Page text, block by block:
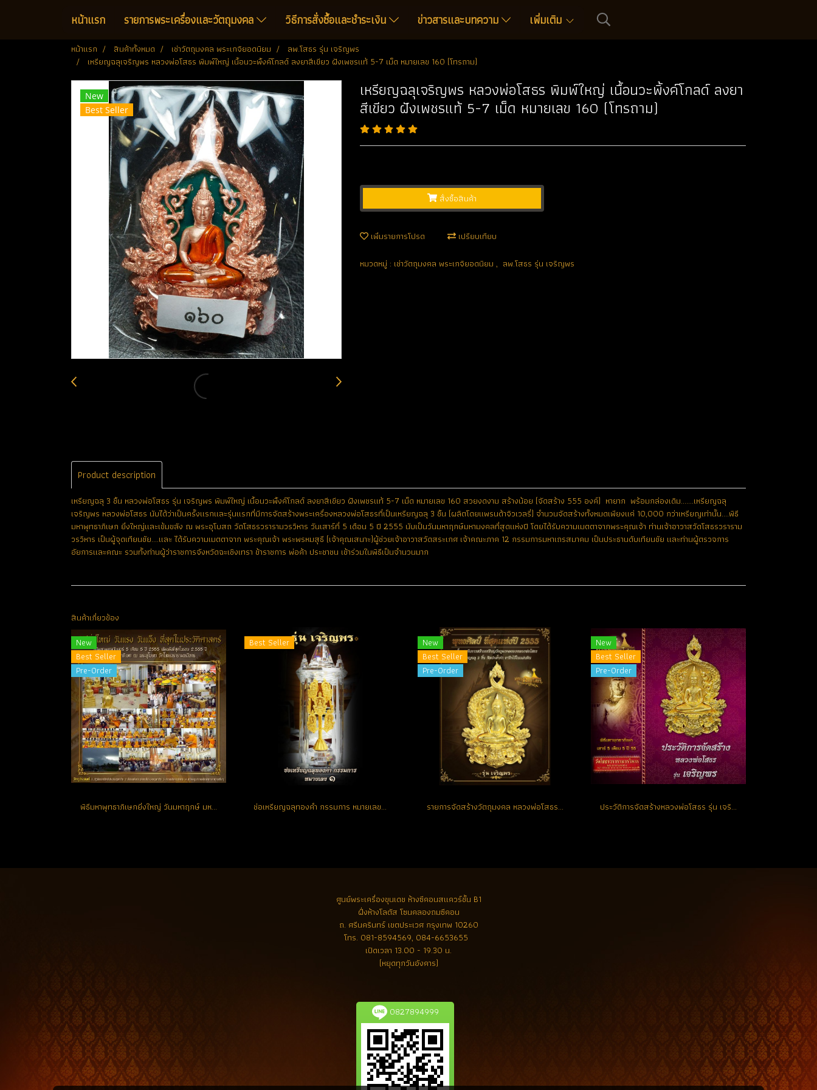
หน้าแรก รายการพระเครื่องและวัตถุมงคล วิธีการสั่งซื้อและชำระเงิน ข่าวสารและบทความ เพิ่มเติม
หน้าแรก สินค้าทั้งหมด เช่าวัตถุมงคล พระเกจิยอดนิยม
ลพ.โสธร รุ่น เจริญพร
เหรียญฉลุเจริญพร หลวงพ่อโสธร พิมพ์ใหญ่ เนื้อนวะพิ้งค์โกลด์ ลงยาสีเขียว ฝังเพชรแท้ 5-7 เม็ด หมายเลข 160 (โทรถาม)
New
Best Seller
เหรียญฉลุเจริญพร หลวงพ่อโสธร พิมพ์ใหญ่ เนื้อนวะพิ้งค์โกลด์ ลงยา
สีเขียว ฝังเพชรแท้ 5-7 เม็ด หมายเลข 160 (โทรถาม)
สั่งซื้อสินค้า
เพิ่มรายการโปรด เปรียบเทียบ
หมวดหมู่ : เช่าวัตถุมงคล พระเกจิยอดนิยม , ลพ.โสธร รุ่น เจริญพร
Product description
เหรียญฉลุ 3 ชิ้น หลวงพ่อโสธร รุ่น เจริญพร พิมพ์ใหญ่ เนื้อนวะพิ้งค์โกลด์ ลงยาสีเขียว ฝังเพชรแท้ 5-7 เม็ด หมายเลข 160 สวยงดงาม สร้างน้อย (จัดสร้าง 555 องค์) หายาก พร้อมกล่องเดิม.......เหรียญฉลุ
เจริญพร หลวงพ่อโสธร นับได้ว่าเป็นครั้งแรกและรุ่นแรกที่มีการจัดสร้างพระเครื่องหลวงพ่อโสธรที่เป็นเหรียญฉลุ 3 ชิ้น (ผลิตโดยแพรนด้าจิวเวลรี่) จำนวนจัดสร้างทั้งหมดเพียงแค่ 10,000 กว่าเหรียญเท่านั้น....พิธี
มหาพุทธาภิเษก ยิ่งใหญ่และเข้มขลัง ณ พระอุโบสถ วัดโสธรวรารามวรวิหาร วันเสาร์ที่ 5 เดือน 5 ปี 2555 นับเป็นวันมหาฤกษ์มหามงคลที่สุดแห่งปี โดยได้รับความเมตตาจากพระคุณเจ้า ท่านเจ้าอาวาสวัดโสธรวราราม
วรวิหาร เป็นผู้จุดเทียนชัย....และ ได้รับความเมตตาจาก พระคุณเจ้า พระพรหมสุธี (เจ้าคุณเสนาะ)ผู้ช่วยเจ้าอาวาสวัดสระเกศ เจ้าคณะภาค 12 กรรมการมหาเถรสมาคม เป็นประธานดับเทียนชัย และท่านผู้ตรวจการ
อัยการและคณะ รวมทั้งท่านผู้ว่าราชการจังหวัดฉะเชิงเทรา ข้าราชการ พ่อค้า ประชาชน เข้าร่วมในพิธีเป็นจำนวนมาก
สินค้าเกี่ยวข้อง
New
Best Seller
Pre-Order
พิธีมหาพุทธาภิเษกยิ่งใหญ่ วันมหาฤกษ์ มหามงคล แห่งปี วันเสาร์ที่ 5 เดือน 5 ปี 2555 ณ พระอุโบสถ วัดโสธรวรารามวรวิหาร
Best Seller
ช่อเหรียญฉลุทองคำ กรรมการ หมายเลขช่อ No. 1 ตอกโค้ด (ขายแล้ว)
New
Best Seller
Pre-Order
รายการจัดสร้างวัตถุมงคล หลวงพ่อโสธร รุ่น เจริญพร
New
Best Seller
Pre-Order
ประวัติการจัดสร้างหลวงพ่อโสธร รุ่น เจริญพร ปี 2555
ศูนย์พระเครื่องขุนเดช ห้างซีคอนสแควร์ชั้น B1
ฝั่งห้างโลตัส โซนคลองถมซีคอน
ถ. ศรีนครินทร์ เขตประเวศ กรุงเทพ 10260
โทร. 081-8594569, 084-6653655
เปิดเวลา 13.00 - 19.30 น.
(หยุดทุกวันอังคาร)
0827894999